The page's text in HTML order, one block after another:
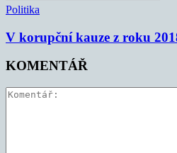
Politika
V korupční kauze z roku
KOMENTÁŘ